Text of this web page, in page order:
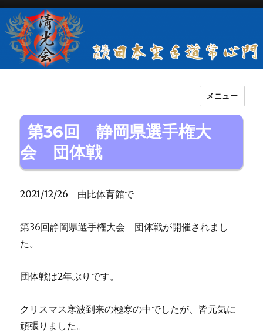
古流現代日本空手道常心門清光会
メニュー
第36回 静岡県選手権大
会 団体戦
2021/12/26 由比体育館で
第36回静岡県選手権大会 団体戦が開催されまし
た。
団体戦は2年ぶりです。
クリスマス寒波到来の極寒の中でしたが、皆元気に
頑張りました。